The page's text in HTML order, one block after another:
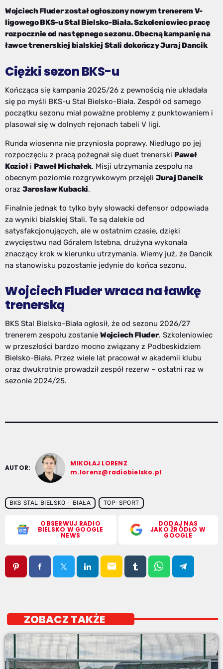
Wojciech Fluder został ogłoszony nowym trenerem V-
ligowego BKS-u Stal Bielsko-Biała. Szkoleniowiec pracę
rozpocznie od następnego sezonu. Obecną kampanię na
ławce trenerskiej bialskiej Stali dokończy Juraj Dancik
Ciężki sezon BKS-u
Kończąca się kampania 2025/26 z pewnością nie układała
się po myśli BKS-u Stal Bielsko-Biała. Zespół od samego
początku sezonu miał poważne problemy z punktowaniem i
plasował się w dolnych rejonach tabeli V ligi.
Runda wiosenna nie przyniosła poprawy. Niedługo po jej
rozpoczęciu z pracą pożegnał się duet trenerski Paweł
Koziołi Paweł Michałek. Misji utrzymania zespołu na
obecnym poziomie rozgrywkowym przejęli Juraj Dancik
oraz Jarosław Kubacki.
Finalnie jednak to tylko były słowacki defensor odpowiada
za wyniki bialskiej Stali. Te są dalekie od
satysfakcjonujących, ale w ostatnim czasie, dzięki
zwycięstwu nad Góralem Istebna, drużyna wykonała
znaczący krok w kierunku utrzymania. Wiemy już, że Dancik
na stanowisku pozostanie jedynie do końca sezonu.
Wojciech Fluder wraca na ławkę
trenerską
BKS Stal Bielsko-Biała ogłosił, że od sezonu 2026/27
trenerem zespołu zostanie Wojciech Fluder. Szkoleniowiec
w przeszłości bardzo mocno związany z Podbeskidziem
Bielsko-Biała. Przez wiele lat pracował w akademii klubu
oraz dwukrotnie prowadził zespół rezerw – ostatni raz w
sezonie 2024/25.
AUTOR:
MIKOŁAJ LORENZ
m.lorenz@radiobielsko.pl
BKS STAL BIELSKO - BIAŁA TOP-SPORT
OBSERWUJ RADIO
BIELSKO W GOOGLE
NEWS
DODAJ NAS
JAKO ŹRÓDŁO W
GOOGLE
email
ZOBACZ TAKŻE